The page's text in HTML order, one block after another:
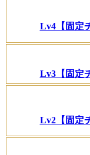
Lv4【固定
Lv3【固定
Lv2【固定